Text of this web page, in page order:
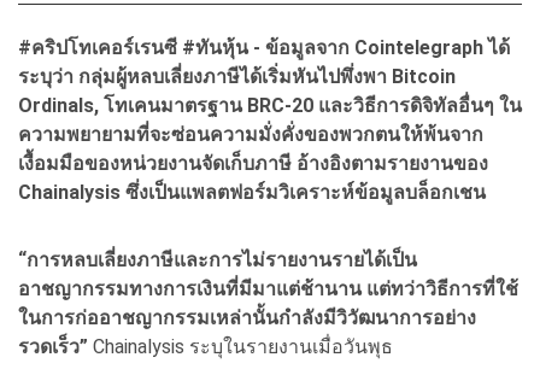
#คริปโทเคอร์เรนซี #ทันหุ้น - ข้อมูลจาก Cointelegraphได้
ระบุว่า กลุ่มผู้หลบเลี่ยงภาษีได้เริ่มหันไปพึ่งพา Bitcoin
Ordinals, โทเคนมาตรฐาน BRC-20 และวิธีการดิจิทัลอื่นๆ ใน
ความพยายามที่จะซ่อนความมั่งคั่งของพวกตนให้พ้นจาก
เงื้อมมือของหน่วยงานจัดเก็บภาษี อ้างอิงตามรายงานของ
Chainalysis ซึ่งเป็นแพลตฟอร์มวิเคราะห์ข้อมูลบล็อกเชน
“การหลบเลี่ยงภาษีและการไม่รายงานรายได้เป็น
อาชญากรรมทางการเงินที่มีมาแต่ช้านาน แต่ทว่าวิธีการที่ใช้
ในการก่ออาชญากรรมเหล่านั้นกำลังมีวิวัฒนาการอย่าง
รวดเร็ว” Chainalysis ระบุในรายงานเมื่อวันพุธ